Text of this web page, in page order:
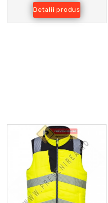
Detalii produs